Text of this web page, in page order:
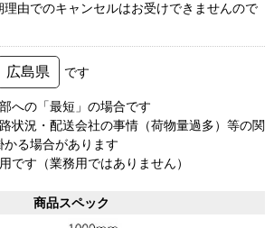
由でのキャンセルはお受けできませんので
広島県 です
への「最短」の場合です
状況・配送会社の事情（荷物量過多）等の関
る場合があります
です（業務用ではありません）
商品スペック